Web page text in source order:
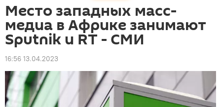
Место западных масс-
медиа в Африке занимают
Sputnik и RT - СМИ
16:56 13.04.2023